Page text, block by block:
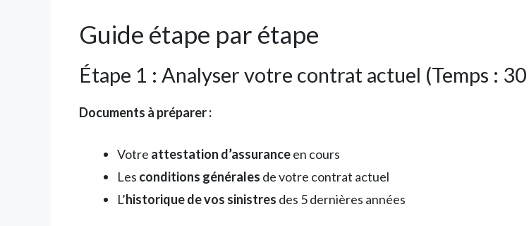
Guide étape par étape
Étape 1 : Analyser votre contrat actuel (Temps :
Documents à préparer :
Votre attestation d’assuranceen cours
Les conditions générales de votre contrat actuel
L’historique de vos sinistres des 5 dernières années